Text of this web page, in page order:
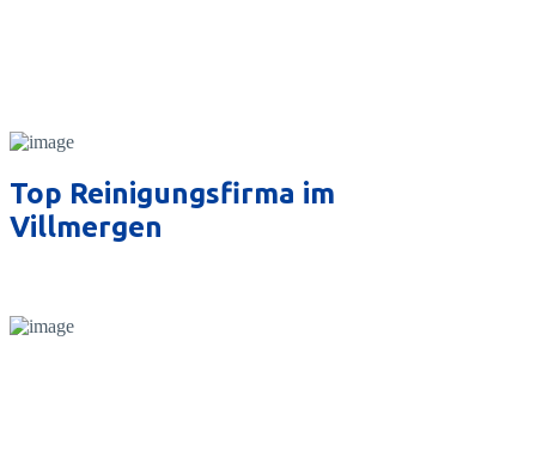
Top Reinigungsfirma im
Villmergen